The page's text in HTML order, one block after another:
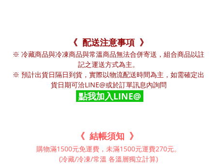
《 配送注意事項 》
※ 冷藏商品與冷凍商品與常溫商品無法合併寄送，組合商品以註
記之運送方式為主。
※ 預計出貨日隔日到貨，實際以物流配送時間為主，如需確定出
貨日期可洽LINE@或於訂單訊息內詢問
點我加入LINE@
《 結帳須知 》
購物滿1500元免運費，未滿1500元運費270元。
(冷藏/冷凍/常溫 各溫層獨立計算)